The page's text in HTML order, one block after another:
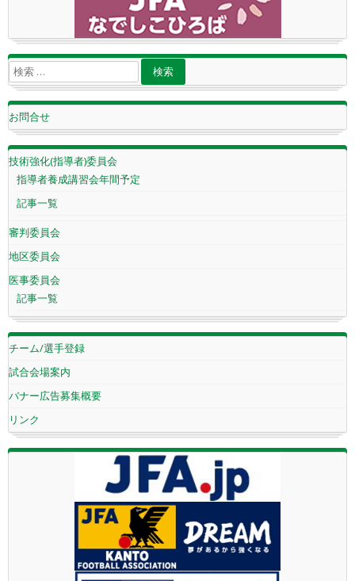
お問合せ
技術強化(指導者)委員会
指導者養成講習会年間予定
記事一覧
審判委員会
地区委員会
医事委員会
記事一覧
チーム/選手登録
試合会場案内
バナー広告募集概要
リンク